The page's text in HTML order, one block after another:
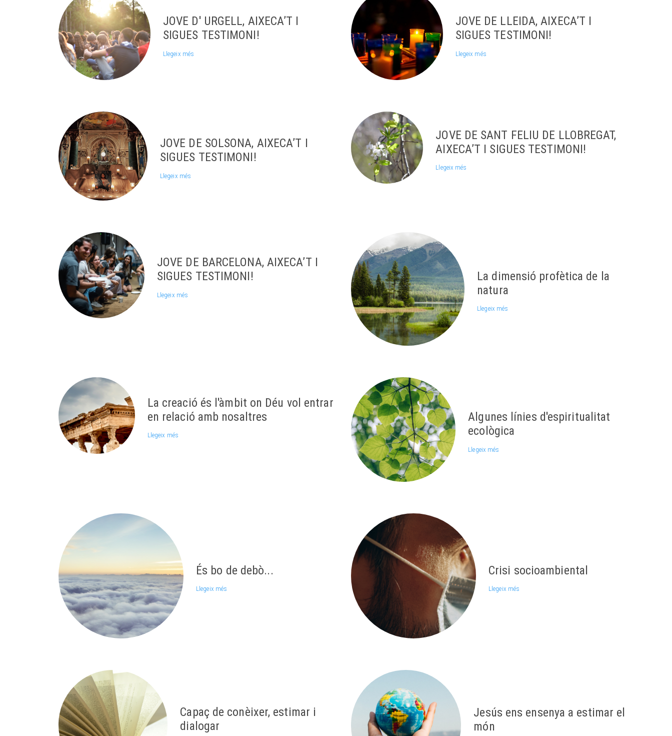
JOVE D' URGELL, AIXECA’T I
SIGUES TESTIMONI!
Llegeix més
JOVE DE LLEIDA, AIXECA’T I
SIGUES TESTIMONI!
Llegeix més
JOVE DE SOLSONA, AIXECA’T I
SIGUES TESTIMONI!
Llegeix més
JOVE DE SANT FELIU DE LLOBREGAT,
AIXECA’T I SIGUES TESTIMONI!
Llegeix més
JOVE DE BARCELONA, AIXECA’T I
SIGUES TESTIMONI!
Llegeix més
La dimensió profètica de la
natura
Llegeix més
La creació és l'àmbit on Déu vol entrar
en relació amb nosaltres
Llegeix més
Algunes línies d'espiritualitat
ecològica
Llegeix més
És bo de debò...
Llegeix més
Crisi socioambiental
Llegeix més
Capaç de conèixer, estimar i
dialogar
Jesús ens ensenya a estimar el
món